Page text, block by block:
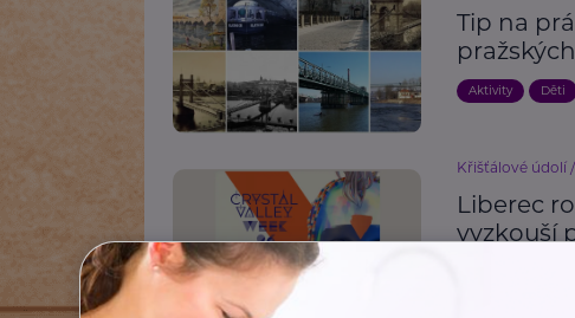
Tip na
Aktivity Děti
Křišťálové údolí
Liberec
vyzkouší